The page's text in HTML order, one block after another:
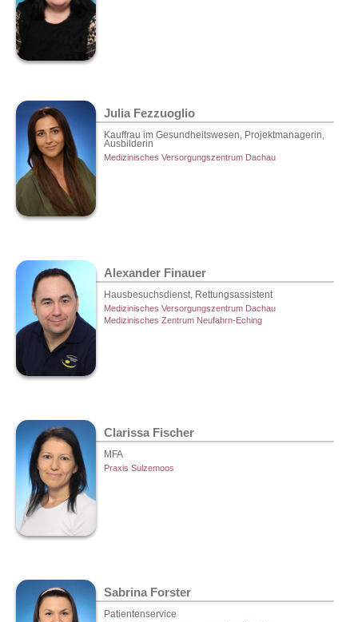
Julia Fezzuoglio
Kauffrau im Gesundheitswesen, Projektmanagerin,
Ausbilderin
Medizinisches Versorgungszentrum Dachau
Alexander Finauer
Hausbesuchsdienst, Rettungsassistent
Medizinisches Versorgungszentrum Dachau
Medizinisches Zentrum Neufahrn-Eching
Clarissa Fischer
MFA
Praxis Sulzemoos
Sabrina Forster
Patientenservice